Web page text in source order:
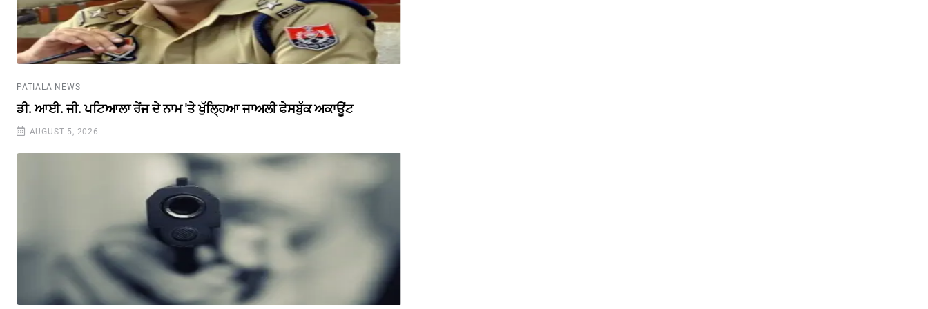
PATIALA NEWS
ਡੀ. ਆਈ. ਜੀ. ਪਟਿਆਲਾ ਰੇਂਜ ਦੇ ਨਾਮ 'ਤੇ ਖੁੱਲ੍ਹਿਆ ਜਾਅਲੀ ਫੇਸਬੁੱਕ ਅਕਾਊਂਟ
AUGUST 5, 2026